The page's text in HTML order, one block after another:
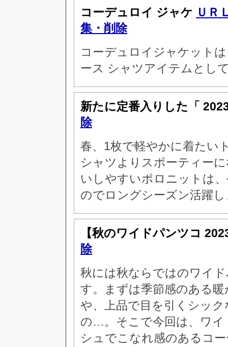
コーデュロイ ジャケ ＵＲ
集・削除
コーデュロイジャケット
ース シャツアイテムとし
新たに定番入りした「
除
春、1枚で軽やかに着たい
シャツよりスポーティー
いしやすいポロニットは
のでロングシーズン活躍
【秋のワイドパンツコ
除
秋には秋ならではのワイ
す。まずは季節感のある
や、上品で目を引くシッ
の…。そこで今回は、ワ
シュでこなれ感のあるコ